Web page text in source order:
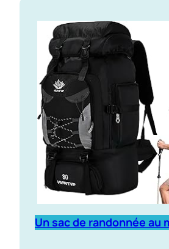
Un sac de randonnée au